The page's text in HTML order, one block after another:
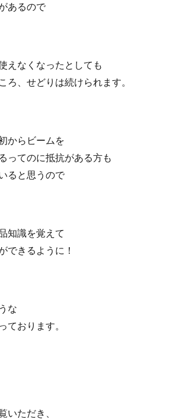
あるので
えなくなったとしても
ろ、せどりは続けられます。
からビームを
ってのに抵抗がある方も
ると思うので
知識を覚えて
できるように！
な
ております。
いただき、